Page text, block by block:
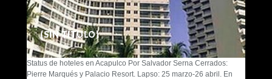
(SIN TÍTULO)
Status de hoteles en Acapulco Por Salvador Serna Cerrados:
Pierre Marqués y Palacio Resort. Lapso: 25 marzo-26 abril. En